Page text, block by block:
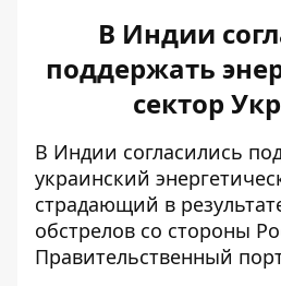
В Индии
поддержать
сектор
В Индии согласились
украинский
страдающий в
обстрелов со стороны
Правительственный